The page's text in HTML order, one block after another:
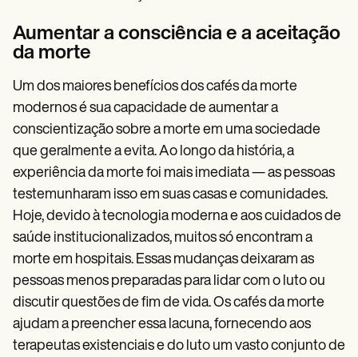
Aumentar a consciência e a aceitação
da morte
Um dos maiores benefícios dos cafés da morte
modernos é sua capacidade de aumentar a
conscientização sobre a morte em uma sociedade
que geralmente a evita. Ao longo da história, a
experiência da morte foi mais imediata — as pessoas
testemunharam isso em suas casas e comunidades.
Hoje, devido à tecnologia moderna e aos cuidados de
saúde institucionalizados, muitos só encontram a
morte em hospitais. Essas mudanças deixaram as
pessoas menos preparadas para lidar com o luto ou
discutir questões de fim de vida. Os cafés da morte
ajudam a preencher essa lacuna, fornecendo aos
terapeutas existenciais e do luto um vasto conjunto de